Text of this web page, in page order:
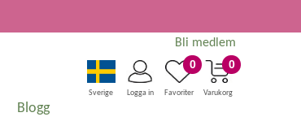
0
Varukorg
0
Favoriter
Logga in
Sverige
Bli medlem
Blogg